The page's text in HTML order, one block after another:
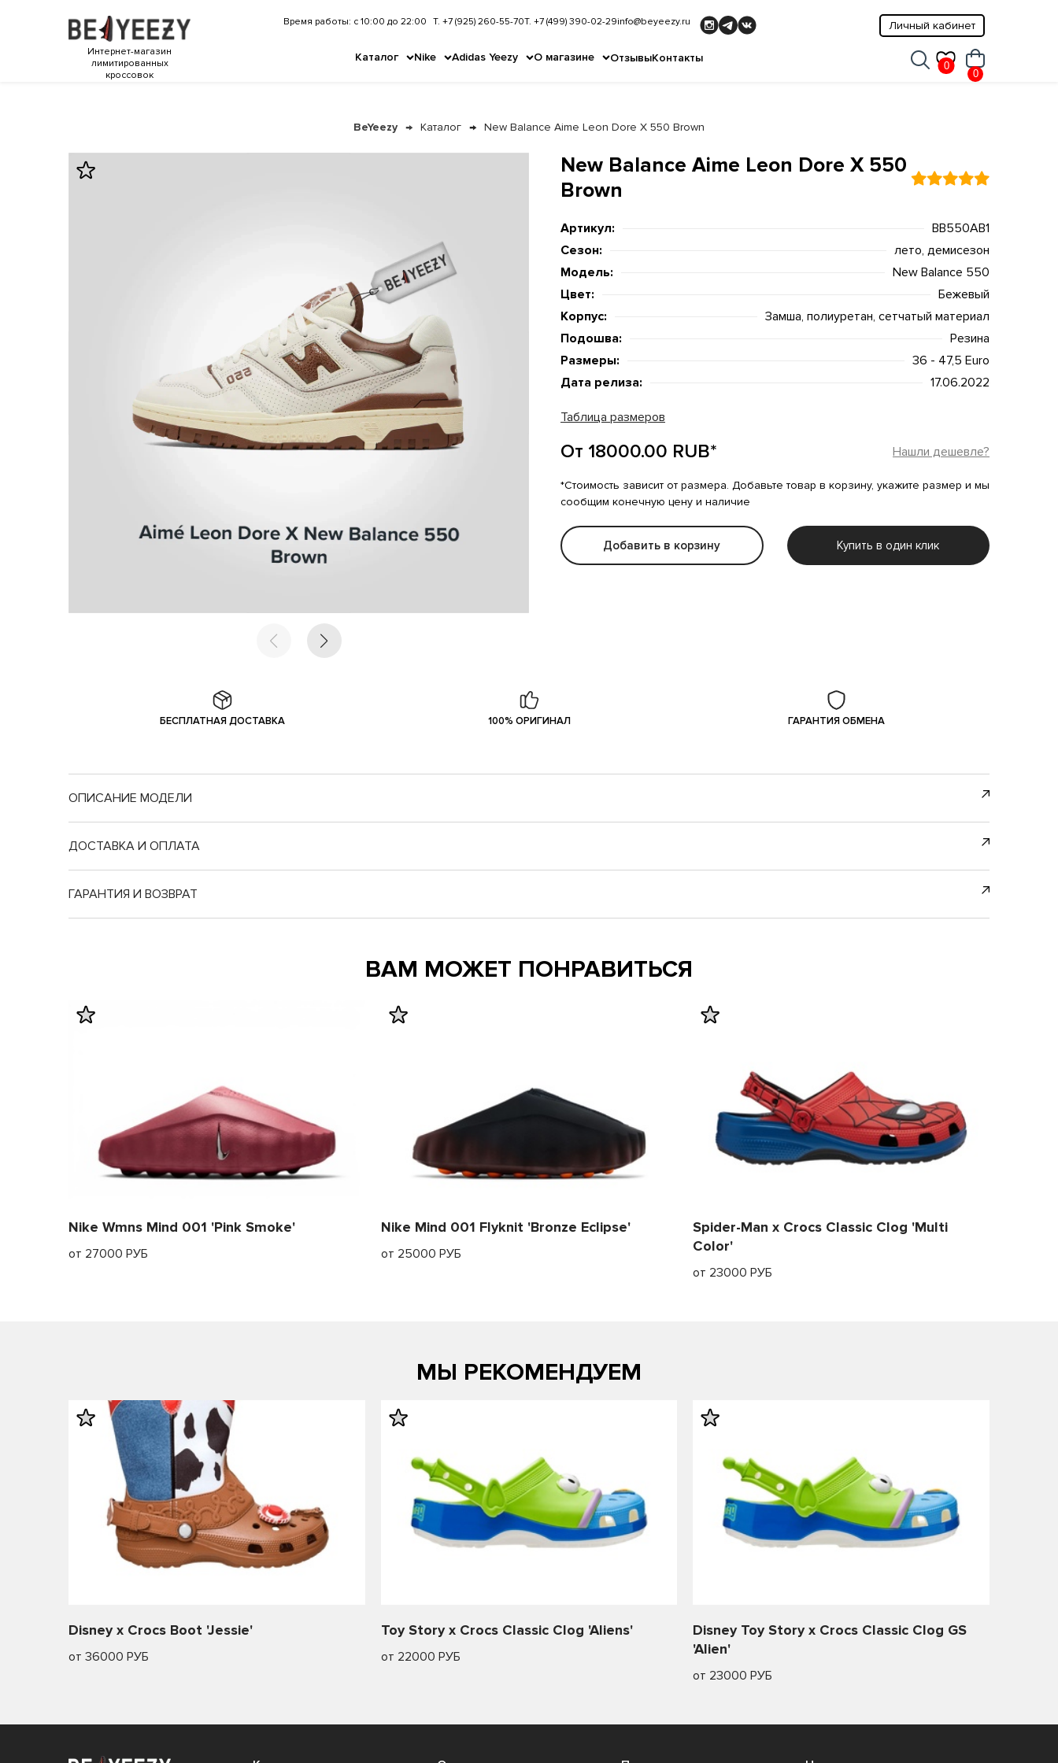
0
Интернет-магазин
лимитированных
кроссовок
Личный кабинет
Каталог Nike Adidas Yeezy О магазине ОтзывыКонтакты
Время работы: с 10:00 до 22:00 Т. +7 (925) 260-55-70Т. +7 (499) 390-02-29info@beyeezy.ru
0
BeYeezy Каталог New Balance Aime Leon Dore X 550 Brown
New Balance Aime Leon Dore X 550
Brown
Артикул:
BB550AB1
Сезон:
лето, демисезон
Модель:
New Balance 550
Цвет:
Бежевый
Корпус:
Замша, полиуретан, сетчатый материал
Подошва:
Резина
Размеры:
36 - 47,5 Euro
Дата релиза:
17.06.2022
Таблица размеров
От 18000.00 RUB* Нашли дешевле?
*Стоимость зависит от размера. Добавьте товар в корзину, укажите размер и мы
сообщим конечную цену и наличие
Добавить в корзину Купить в один клик
БЕСПЛАТНАЯ ДОСТАВКА 100% ОРИГИНАЛ ГАРАНТИЯ ОБМЕНА
ОПИСАНИЕ МОДЕЛИ
ДОСТАВКА И ОПЛАТА
ГАРАНТИЯ И ВОЗВРАТ
ВАМ МОЖЕТ ПОНРАВИТЬСЯ
Nike Wmns Mind 001 'Pink Smoke'
от 27000 РУБ
Nike Mind 001 Flyknit 'Bronze Eclipse'
от 25000 РУБ
Spider-Man x Crocs Classic Clog 'Multi
Color'
от 23000 РУБ
МЫ РЕКОМЕНДУЕМ
Disney x Crocs Boot 'Jessie'
от 36000 РУБ
Toy Story x Crocs Classic Clog 'Aliens'
от 22000 РУБ
Disney Toy Story x Crocs Classic Clog GS
'Alien'
от 23000 РУБ